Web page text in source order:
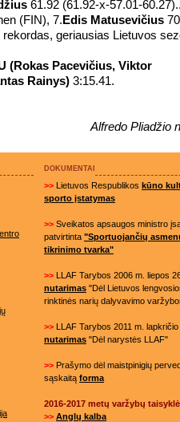
61.92 (61.92-x-57.01-
(FIN), 7. Edis Matusevičius
geriausias Lietuvos
(Rokas Pacevičius, Viktor
Rainys) 3:15.41.
Alfredo Pliadžio
DOKUMENTAI
>> Lietuvos Respublikos kūno
sporto įstatymas
>> Sveikatos apsaugos ministro
patvirtinta "Sportuojančių
tikrinimo tvarka"
>> LLAF Tarybos 2006 m. liepos
nutarimas "Dėl Lietuvos
rinktinės narių dalyvavimo
>> LLAF Tarybos 2011 m. lapkričio
nutarimas "Dėl narystės LLAF"
>> Prašymo dėl maistpinigių
sąskaitą forma
2016-2017 metų varžybų
>> Anglų kalba